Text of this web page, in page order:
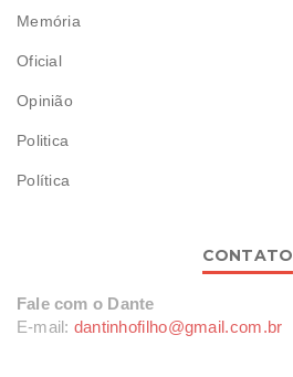
Memória
Oficial
Opinião
Politica
Política
CONTATO
Fale com o Dante
E-mail: dantinhofilho@gmail.com.br